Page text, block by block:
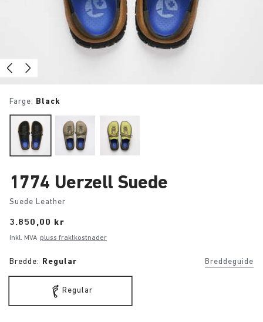
Farge: Black
1774 Uerzell Suede
Suede Leather
Price:
3.850,00 kr
Inkl. MVA pluss fraktkostnader
Bredde: Regular Breddeguide
Regular